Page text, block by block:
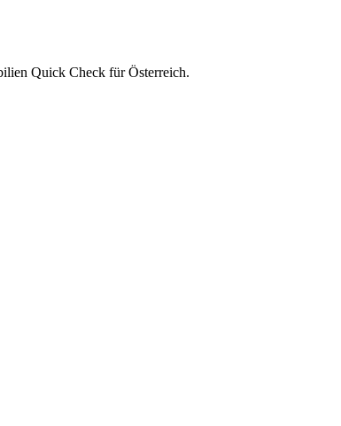
Quick Check für Österreich.